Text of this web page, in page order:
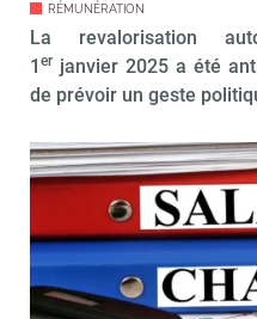
RÉMUNÉRATION
La revalorisation
1 er janvier 2025 a été
de prévoir un geste